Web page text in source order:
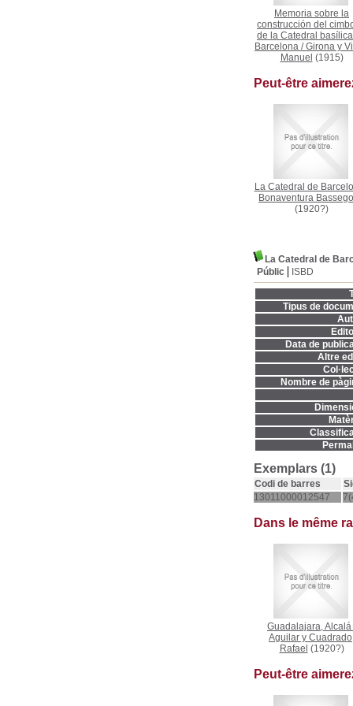
Memoria sobre la
construcción del
de la Catedral
Barcelona /Girona y
Manuel (1915)
Peut-être
La Catedral de
Bonaventura
(1920?)
La Catedral de
Públic
ISBD
Tipus de
Data de
Altre
Nombre de
Exemplars (1)
Codi de barres
13011000012547
Dans le même
Guadalajara, Alcalá
Aguilar y
Rafael (1920?)
Peut-être